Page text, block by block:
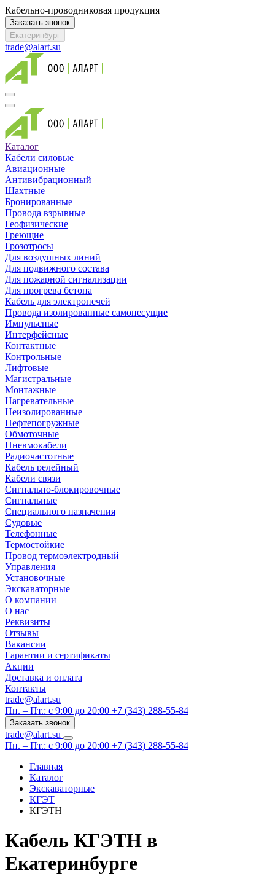
Кабельно-проводниковая продукция
Заказать звонок
Екатеринбург
trade@alart.su
Каталог
Кабели силовые
Авиационные
Антивибрационный
Шахтные
Бронированные
Провода взрывные
Геофизические
Греющие
Грозотросы
Для воздушных линий
Для подвижного состава
Для пожарной сигнализации
Для прогрева бетона
Кабель для электропечей
Провода изолированные самонесущие
Импульсные
Интерфейсные
Контактные
Контрольные
Лифтовые
Магистральные
Монтажные
Нагревательные
Неизолированные
Нефтепогружные
Обмоточные
Пневмокабели
Радиочастотные
Кабель релейный
Кабели связи
Сигнально-блокировочные
Сигнальные
Специального назначения
Судовые
Телефонные
Термостойкие
Провод термоэлектродный
Управления
Установочные
Экскаваторные
О компании
О нас
Реквизиты
Отзывы
Вакансии
Гарантии и сертификаты
Акции
Доставка и оплата
Контакты
trade@alart.su
Пн. – Пт.: с 9:00 до 20:00 +7 (343) 288-55-84
Заказать звонок
trade@alart.su
Пн. – Пт.: с 9:00 до 20:00 +7 (343) 288-55-84
Главная
Каталог
Экскаваторные
КГЭТ
КГЭТН
Кабель КГЭТН в
Екатеринбурге